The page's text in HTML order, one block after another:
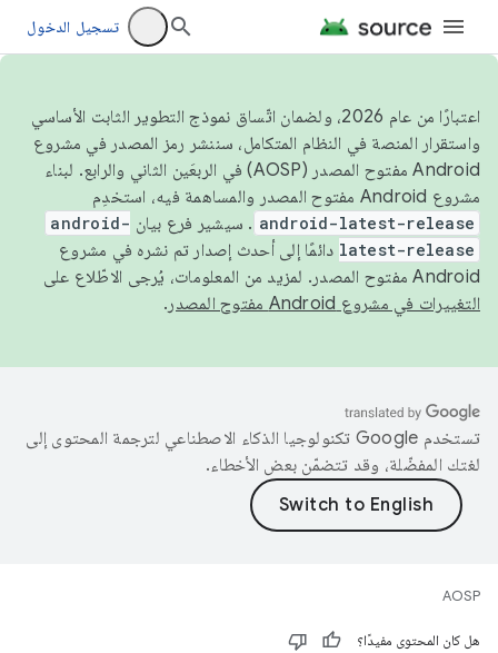
تسجيل الدخول
اعتبارًا من عام 2026، ولضمان اتّساق نموذج التطوير الثابت الأساسي
واستقرار المنصة في النظام المتكامل، سننشر رمز المصدر في مشروع
Android مفتوح المصدر (AOSP) في الربعَين الثاني والرابع. لبناء
مشروع Android مفتوح المصدر والمساهمة فيه، استخدِم
android-latest-release . سيشير فرع بيان android-
latest-release دائمًا إلى أحدث إصدار تم نشره في مشروع
Android مفتوح المصدر. لمزيد من المعلومات، يُرجى الاطّلاع على
التغييرات في مشروع Android مفتوح المصدر
.
تستخدم Google تكنولوجيا الذكاء الاصطناعي لترجمة المحتوى إلى
لغتك المفضّلة، وقد تتضمّن بعض الأخطاء.
AOSP
هل كان المحتوى مفيدًا؟